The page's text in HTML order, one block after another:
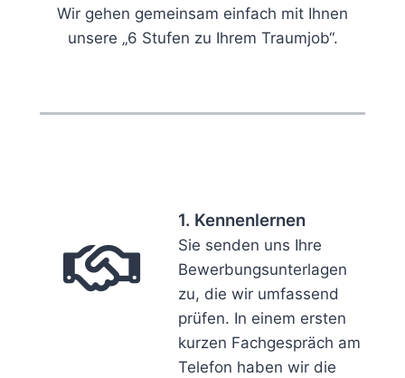
Wir gehen gemeinsam einfach mit Ihnen
unsere „6 Stufen zu Ihrem Traumjob“.
1. Kennenlernen
Sie senden uns Ihre
Bewerbungsunterlagen
zu, die wir umfassend
prüfen. In einem ersten
kurzen Fachgespräch am
Telefon haben wir die